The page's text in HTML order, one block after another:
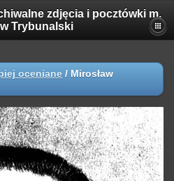
zdjęcia i pocztówki m.
Trybunalski
oceniane / Mirosław